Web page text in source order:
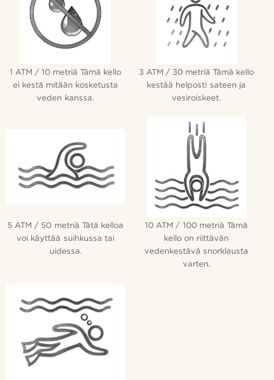
1 ATM / 10 metriä Tämä kello
ei kestä mitään kosketusta
veden kanssa.
3 ATM / 30 metriä Tämä kello
kestää helposti sateen ja
vesiroiskeet.
5 ATM / 50 metriä Tätä kelloa
voi käyttää suihkussa tai
uidessa.
10 ATM / 100 metriä Tämä
kello on riittävän
vedenkestävä snorklausta
varten.